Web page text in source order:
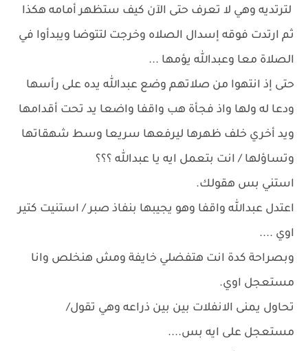
لترتديه وهي لا تعرف حتى الآن كيف ستظهر أمامه هكذا
ثم ارتدت فوقه إسدال الصلاه وخرجت لتتوضا ويبدأوا في
الصلاة معا وعبدالله يؤمها ...
حتى إذ انتهوا من صلاتهم وضع عبدالله يده على رأسها
ودعا له ولها واذ فجأة هب واقفا واضعا يد تحت أقدامها
ويد أخري خلف ظهرها ليرفعها سريعا وسط شهقاتها
وتساؤلها / انت بتعمل ايه يا عبدالله ؟؟؟
استني بس هقولك.
اعتدل عبدالله واقفا وهو يجيبها بنفاذ صبر / استنيت كتير
اوي ....
وبصراحة كدة انت هتفضلي خايفة ومش هنخلص وانا
مستعجل اوي.
تحاول يمنى الانفلات بين بين ذراعه وهي تقول/
مستعجل على ايه بس....